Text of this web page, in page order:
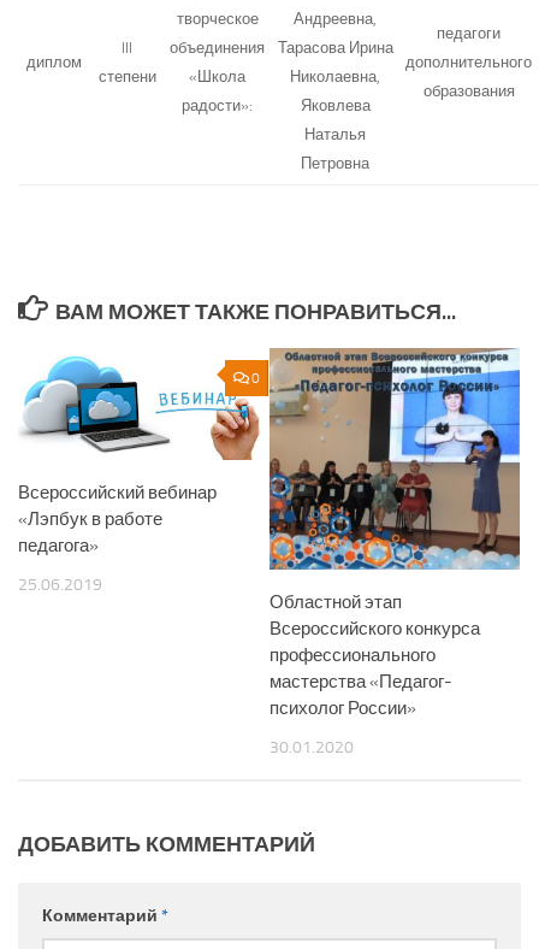
диплом
III
степени
творческое
объединения
«Школа
радости»:
Андреевна,
Тарасова Ирина
Николаевна,
Яковлева
Наталья
Петровна
педагоги
дополнительного
образования
ВАМ МОЖЕТ ТАКЖЕ ПОНРАВИТЬСЯ...
0
Всероссийский вебинар
«Лэпбук в работе
педагога»
25.06.2019
Областной этап
Всероссийского конкурса
профессионального
мастерства «Педагог-
психолог России»
30.01.2020
ДОБАВИТЬ КОММЕНТАРИЙ
Комментарий *